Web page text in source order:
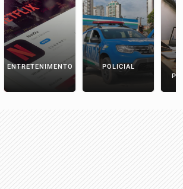
ENTRETENIMENTO POLICIAL